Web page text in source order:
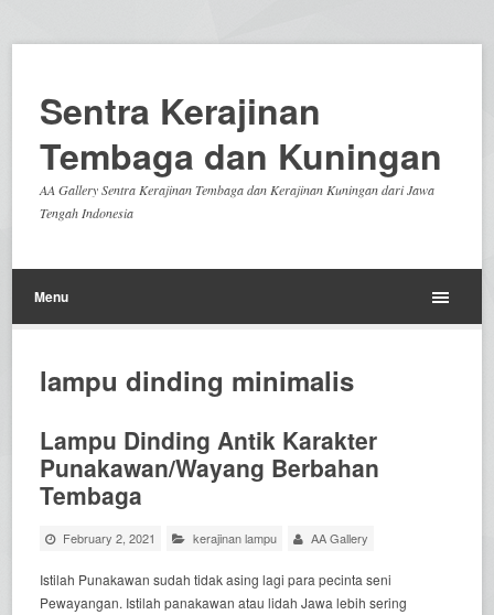
Sentra Kerajinan
Tembaga dan Kuningan
AA Gallery Sentra Kerajinan Tembaga dan Kerajinan Kuningan dari Jawa
Tengah Indonesia
Menu
lampu dinding minimalis
Lampu Dinding Antik Karakter
Punakawan/Wayang Berbahan
Tembaga
February 2, 2021 kerajinan lampu AA Gallery
Istilah Punakawan sudah tidak asing lagi para pecinta seni
Pewayangan. Istilah panakawan atau lidah Jawa lebih sering